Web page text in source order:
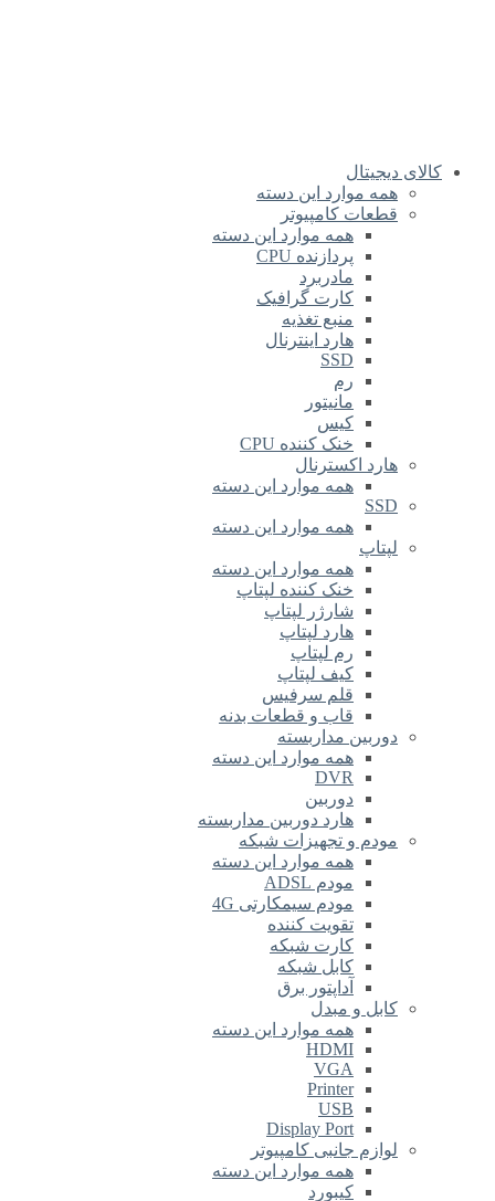
کالای دیجیتال
همه موارد این دسته
قطعات کامپیوتر
همه موارد این دسته
پردازنده CPU
مادربرد
کارت گرافیک
منبع تغذیه
هارد اینترنال
SSD
رم
مانیتور
کیس
خنک کننده CPU
هارد اکسترنال
همه موارد این دسته
SSD
همه موارد این دسته
لپتاپ
همه موارد این دسته
خنک کننده لپتاپ
شارژر لپتاپ
هارد لپتاپ
رم لپتاپ
کیف لپتاپ
قلم سرفیس
قاب و قطعات بدنه
دوربین مداربسته
همه موارد این دسته
DVR
دوربین
هارد دوربین مداربسته
مودم و تجهیزات شبکه
همه موارد این دسته
مودم ADSL
مودم سیمکارتی 4G
تقویت کننده
کارت شبکه
کابل شبکه
آداپتور برق
کابل و مبدل
همه موارد این دسته
HDMI
VGA
Printer
USB
Display Port
لوازم جانبی کامپیوتر
همه موارد این دسته
کیبورد